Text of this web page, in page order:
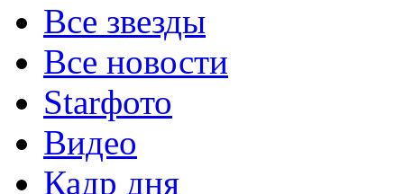
Все звезды
Все новости
Starфото
Видео
Кадр дня